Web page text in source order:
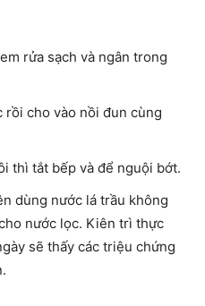
rửa sạch và ngân trong
rồi cho vào nồi đun cùng
thì tắt bếp và để nguội bớt.
dùng nước lá trầu không
nước lọc. Kiên trì thực
sẽ thấy các triệu chứng